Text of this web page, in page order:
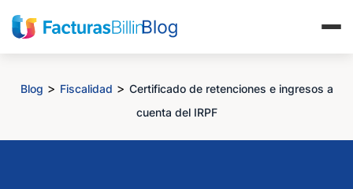
Blog > Fiscalidad > Certificado de retenciones e ingresos a
cuenta del IRPF